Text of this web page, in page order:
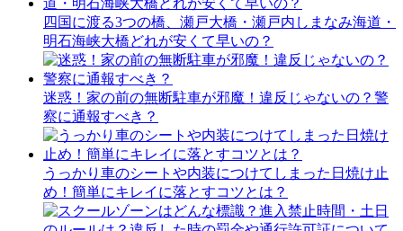
四国に渡る3つの橋、瀬戸大橋・瀬戸内しまなみ海道・
明石海峡大橋どれが安くて早いの？
迷惑！家の前の無断駐車が邪魔！違反じゃないの？警
察に通報すべき？
うっかり車のシートや内装につけてしまった日焼け止
め！簡単にキレイに落とすコツとは？